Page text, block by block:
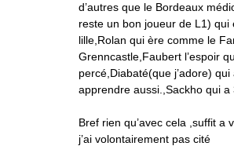
d’autres que le Bordeaux
reste un bon joueur de L1) qui
lille,Rolan qui ère comme le
Grenncastle,Faubert l’espoir
percé,Diabaté(que j’adore)
apprendre aussi.,Sackho qui
Bref rien qu’avec cela ,suffit a
j’ai volontairement pas cité